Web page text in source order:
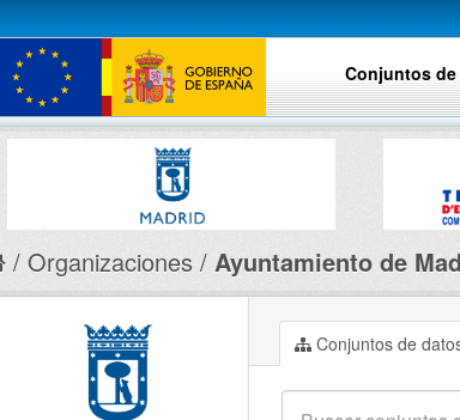
Conjuntos
Organizaciones Ayuntamiento de
Conjuntos de